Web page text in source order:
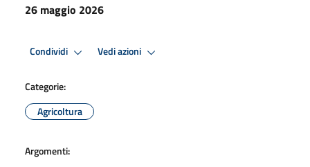
26 maggio 2026
Condividi Vedi azioni
Categorie:
Agricoltura
Argomenti: